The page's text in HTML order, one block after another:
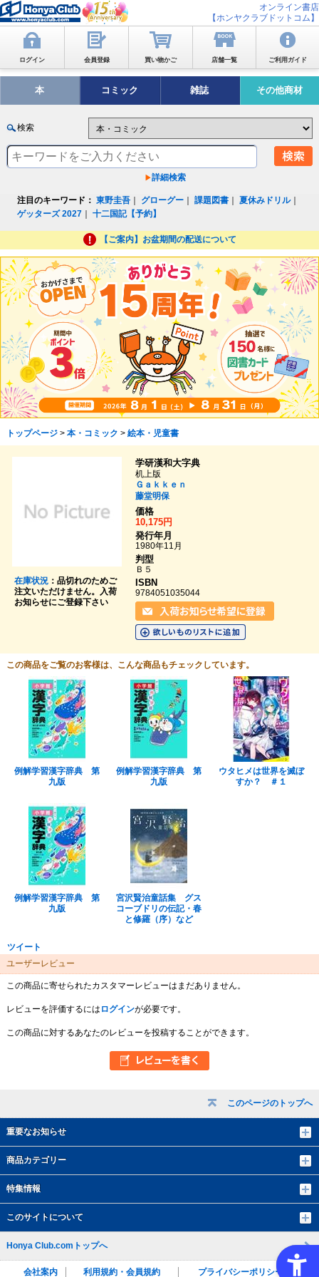
オンライン書店
【ホンヤクラブドットコム】
ログイン 会員登録 買い物かご 店舗一覧 ご利用ガイド
本 コミック 雑誌 その他商材
検索
詳細検索
注目のキーワード： 東野圭吾 グローグー ｜課題図書 ｜夏休みドリル｜
ゲッターズ 2027 ｜十二国記【予約】
【ご案内】お盆期間の配送について
このページのトップへ
重要なお知らせ
商品カテゴリー
特集情報
このサイトについて
トップページ> 本・コミック > 絵本・児童書
在庫状況：品切れのためご
注文いただけません。入荷
お知らせにご登録下さい
学研漢和大字典
机上版
Ｇａｋｋｅｎ
藤堂明保
価格
10,175円
発行年月
1980年11月
判型
Ｂ５
ISBN
9784051035044
この商品をご覧のお客様は、こんな商品もチェックしています。
例解学習漢字辞典 第
九版
例解学習漢字辞典 第
九版
ウタヒメは世界を滅ぼ
すか？ ＃１
例解学習漢字辞典 第
九版
宮沢賢治童話集 グス
コーブドリの伝記・春
と修羅（序）など
ツイート
ユーザーレビュー
この商品に寄せられたカスタマーレビューはまだありません。
レビューを評価するには ログインが必要です。
この商品に対するあなたのレビューを投稿することができます。
Honya Club.comトップへ
会社案内 利用規約・会員規約 プライバシーポリシー